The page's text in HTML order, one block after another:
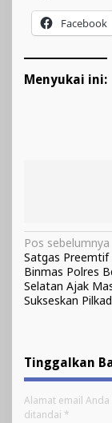
Facebook
Menyukai ini:
Navigasi
pos
Pos sebelumnya
Satgas Preemtif
Binmas Polres
Selatan Ajak
Sukseskan
Tinggalkan
Alamat email
ditandai *